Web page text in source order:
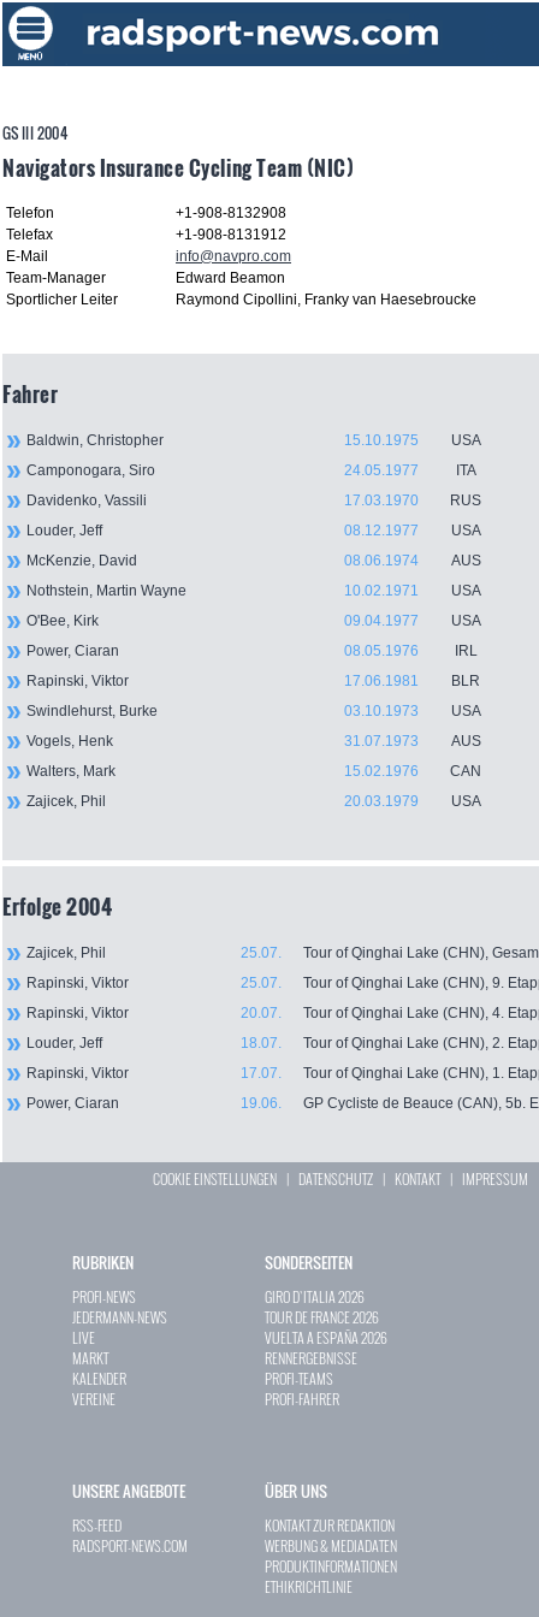
GS III 2004
Navigators Insurance Cycling Team (NIC)
Telefon
+1-908-8132908
Telefax
+1-908-8131912
E-Mail
info@navpro.com
Team-Manager
Edward Beamon
Sportlicher Leiter
Raymond Cipollini, Franky van Haesebroucke
Fahrer
Baldwin, Christopher 15.10.1975
USA
Camponogara, Siro
24.05.1977
ITA
Davidenko, Vassili
17.03.1970
RUS
Louder, Jeff
08.12.1977
USA
McKenzie, David
08.06.1974
AUS
Nothstein, Martin Wayne
10.02.1971
USA
O'Bee, Kirk
09.04.1977
USA
Power, Ciaran
08.05.1976
IRL
Rapinski, Viktor
17.06.1981
BLR
Swindlehurst, Burke
03.10.1973
USA
Vogels, Henk
31.07.1973
AUS
Walters, Mark
15.02.1976
CAN
Zajicek, Phil
20.03.1979 USA
Erfolge 2004
Zajicek, Phil Tour of Qinghai Lake (CHN),
25.07.
Rapinski, Viktor
Tour of Qinghai Lake (CHN), 9.
25.07.
Rapinski, Viktor
Tour of Qinghai Lake (CHN), 4.
20.07.
Louder, Jeff
Tour of Qinghai Lake (CHN), 2.
18.07.
Rapinski, Viktor
Tour of Qinghai Lake (CHN), 1.
17.07.
Power, Ciaran
GP Cycliste de Beauce (CAN), 5b.
19.06.
COOKIE EINSTELLUNGEN | DATENSCHUTZ | KONTAKT| IMPRESSUM
RUBRIKEN
PROFI-NEWS
JEDERMANN-NEWS
LIVE
MARKT
KALENDER
VEREINE
SONDERSEITEN
GIRO D`ITALIA 2026
TOUR DE FRANCE 2026
VUELTA A ESPAÑA 2026
RENNERGEBNISSE
PROFI-TEAMS
PROFI-FAHRER
UNSERE ANGEBOTE
RSS-FEED
RADSPORT-NEWS.COM
ÜBER UNS
KONTAKT ZUR REDAKTION
WERBUNG & MEDIADATEN
PRODUKTINFORMATIONEN
ETHIKRICHTLINIE